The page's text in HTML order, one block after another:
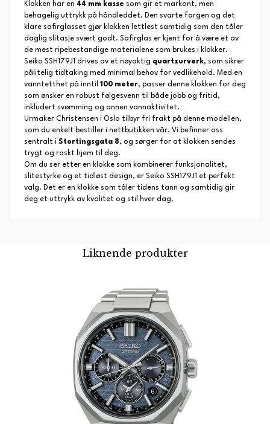
Klokken har en 44 mm kasse som gir et markant, men
behagelig uttrykk på håndleddet. Den svarte fargen og det
klare safirglasset gjør klokken lettlest samtidig som den tåler
daglig slitasje svært godt. Safirglas er kjent for å være et av
de mest ripebestandige materialene som brukes i klokker.
Seiko SSH179J1 drives av et nøyaktig quartzurverk, som sikrer
pålitelig tidtaking med minimal behov for vedlikehold. Med en
vanntetthet på inntil 100 meter, passer denne klokken for deg
som ønsker en robust følgesvenn til både jobb og fritid,
inkludert svømming og annen vannaktivitet.
Urmaker Christensen i Oslo tilbyr fri frakt på denne modellen,
som du enkelt bestiller i nettbutikken vår. Vi befinner oss
sentralt i Stortingsgata 8, og sørger for at klokken sendes
trygt og raskt hjem til deg.
Om du ser etter en klokke som kombinerer funksjonalitet,
slitestyrke og et tidløst design, er Seiko SSH179J1 et perfekt
valg. Det er en klokke som tåler tidens tann og samtidig gir
deg et uttrykk av kvalitet og stil hver dag.
Liknende produkter